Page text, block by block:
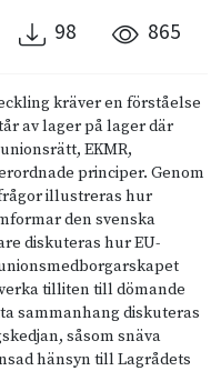
98 865
kräver en förståelse
av lager på lager där
EKMR,
principer. Genom
illustreras hur
den svenska
diskuteras hur EU-
tilliten till dömande
sammanhang diskuteras
såsom snäva
hänsyn till Lagrådets